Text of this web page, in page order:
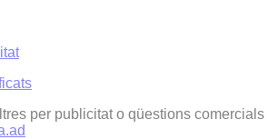
per publicitat o qüestions comercials